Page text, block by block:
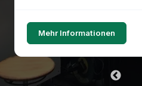
Mehr Informationen